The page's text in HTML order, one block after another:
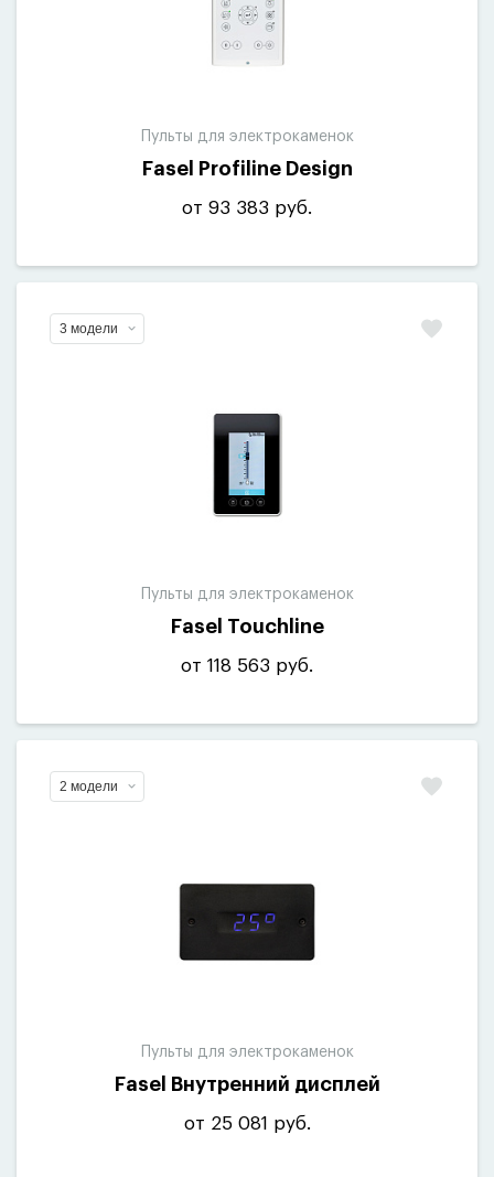
Пульты для электрокаменок
Fasel Profiline Design
от 93 383 руб.
3 модели
Пульты для электрокаменок
Fasel Touchline
от 118 563 руб.
2 модели
Пульты для электрокаменок
Fasel Внутренний дисплей
от 25 081 руб.